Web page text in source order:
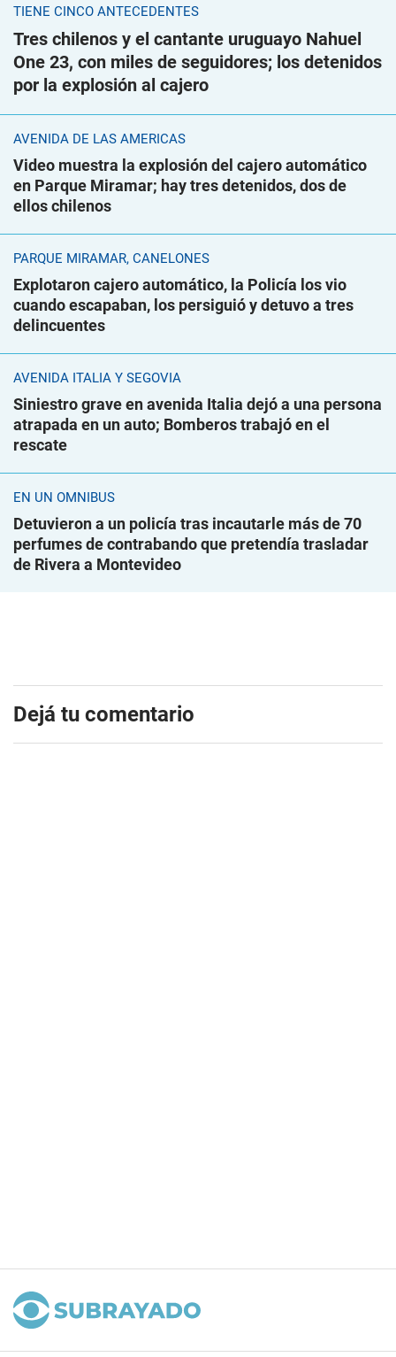
TIENE CINCO ANTECEDENTES
Tres chilenos y el cantante uruguayo Nahuel
One 23, con miles de seguidores; los detenidos
por la explosión al cajero
AVENIDA DE LAS AMÉRICAS
Video muestra la explosión del cajero automático
en Parque Miramar; hay tres detenidos, dos de
ellos chilenos
PARQUE MIRAMAR, CANELONES
Explotaron cajero automático, la Policía los vio
cuando escapaban, los persiguió y detuvo a tres
delincuentes
AVENIDA ITALIA Y SEGOVIA
Siniestro grave en avenida Italia dejó a una persona
atrapada en un auto; Bomberos trabajó en el
rescate
EN UN ÓMNIBUS
Detuvieron a un policía tras incautarle más de 70
perfumes de contrabando que pretendía trasladar
de Rivera a Montevideo
Dejá tu comentario